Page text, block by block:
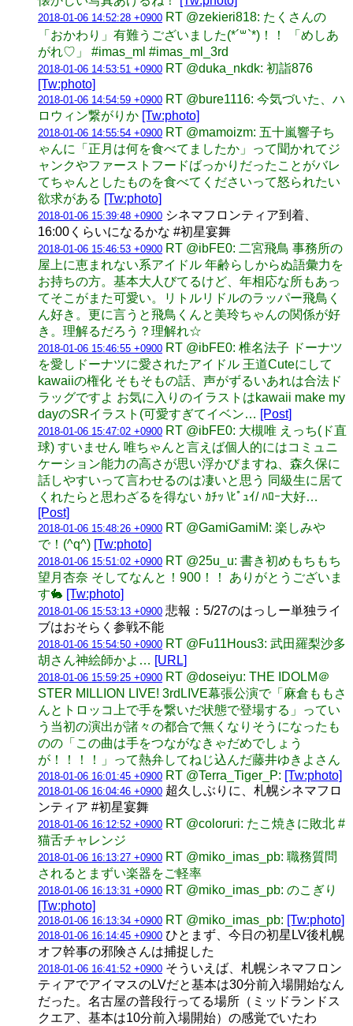
2018-01-06 14:52:28 +0900 RT @zekieri818: たくさんの
「おかわり」有難うございました(*´꒳`*)！！ 「めしあ
がれ♡」 #imas_ml #imas_ml_3rd
2018-01-06 14:53:51 +0900 RT @duka_nkdk: 初詣876
[Tw:photo]
2018-01-06 14:54:59 +0900 RT @bure1116: 今気づいた、ハ
ロウィン繋がりか [Tw:photo]
2018-01-06 14:55:54 +0900 RT @mamoizm: 五十嵐響子ち
ゃんに「正月は何を食べてましたか」って聞かれてジ
ャンクやファーストフードばっかりだったことがバレ
てちゃんとしたものを食べてくださいって怒られたい
欲求がある [Tw:photo]
2018-01-06 15:39:48 +0900 シネマフロンティア到着、
16:00くらいになるかな #初星宴舞
2018-01-06 15:46:53 +0900 RT @ibFE0: 二宮飛鳥 事務所の
屋上に恵まれない系アイドル 年齢らしからぬ語彙力を
お持ちの方。基本大人びてるけど、年相応な所もあっ
てそこがまた可愛い。リトルリドルのラッパー飛鳥く
ん好き。更に言うと飛鳥くんと美玲ちゃんの関係が好
き。理解るだろう？理解れ☆
2018-01-06 15:46:55 +0900 RT @ibFE0: 椎名法子 ドーナツ
を愛しドーナツに愛されたアイドル 王道Cuteにして
kawaiiの権化 そもそもの話、声がずるいあれは合法ド
ラッグですよ お気に入りのイラストはkawaii make my
dayのSRイラスト(可愛すぎてイベン… [Post]
2018-01-06 15:47:02 +0900 RT @ibFE0: 大槻唯 えっち(ド直
球) すいません 唯ちゃんと言えば個人的にはコミュニ
ケーション能力の高さが思い浮かびますね、森久保に
話しやすいって言わせるのは凄いと思う 同級生に居て
くれたらと思わざるを得ない ｶﾁｯ \ﾋﾟｭｲ/ ﾊﾛｰ大好…
[Post]
2018-01-06 15:48:26 +0900 RT @GamiGamiM: 楽しみや
で！(^q^) [Tw:photo]
2018-01-06 15:51:02 +0900 RT @25u_u: 書き初めもちもち
望月杏奈 そしてなんと！900！！ ありがとうございま
す🐇 [Tw:photo]
2018-01-06 15:53:13 +0900 悲報：5/27のはっしー単独ライ
ブはおそらく参戦不能
2018-01-06 15:54:50 +0900 RT @Fu11Hous3: 武田羅梨沙多
胡さん神絵師かよ… [URL]
2018-01-06 15:59:25 +0900 RT @doseiyu: THE IDOLM＠
STER MILLION LIVE! 3rdLIVE幕張公演で「麻倉ももさ
んとトロッコ上で手を繋いだ状態で登場する」ってい
う当初の演出が諸々の都合で無くなりそうになったも
のの「この曲は手をつながなきゃだめでしょう
が！！！！」って熱弁してねじ込んだ藤井ゆきよさん
2018-01-06 16:01:45 +0900 RT @Terra_Tiger_P: [Tw:photo]
2018-01-06 16:04:46 +0900 超久しぶりに、札幌シネマフロ
ンティア #初星宴舞
2018-01-06 16:12:52 +0900 RT @coloruri: たこ焼きに敗北 #
猫舌チャレンジ
2018-01-06 16:13:27 +0900 RT @miko_imas_pb: 職務質問
されるとまずい楽器をご軽率
2018-01-06 16:13:31 +0900 RT @miko_imas_pb: のこぎり
[Tw:photo]
2018-01-06 16:13:34 +0900 RT @miko_imas_pb: [Tw:photo]
2018-01-06 16:14:45 +0900 ひとまず、今日の初星LV後札幌
オフ幹事の邪険さんは捕捉した
2018-01-06 16:41:52 +0900 そういえば、札幌シネマフロン
ティアでアイマスのLVだと基本は30分前入場開始なん
だった。名古屋の普段行ってる場所（ミッドランドス
クエア、基本は10分前入場開始）の感覚でいたわ